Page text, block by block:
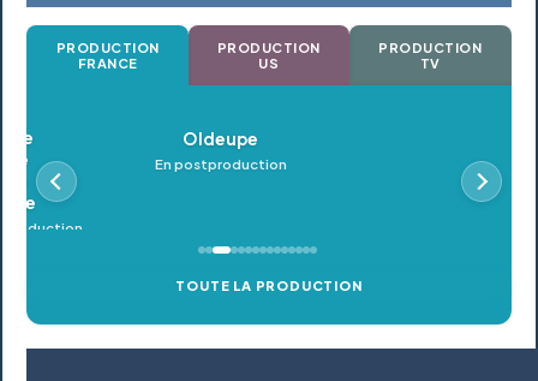
PRODUCTION
FRANCE
PRODUCTION
US
PRODUCTION
TV
Oldeupe
En postproduction
TOUTE LA PRODUCTION